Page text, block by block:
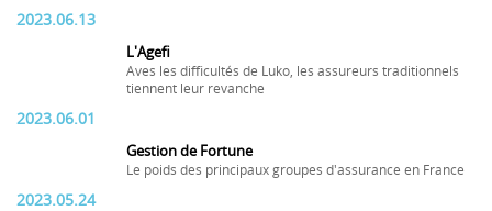
2023.06.13
L'Agefi
Aves les difficultés de Luko, les assureurs traditionnels
tiennent leur revanche
2023.06.01
Gestion de Fortune
Le poids des principaux groupes d'assurance en France
2023.05.24